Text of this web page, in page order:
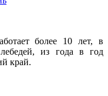
более 10 лет, в
из года в год
край.